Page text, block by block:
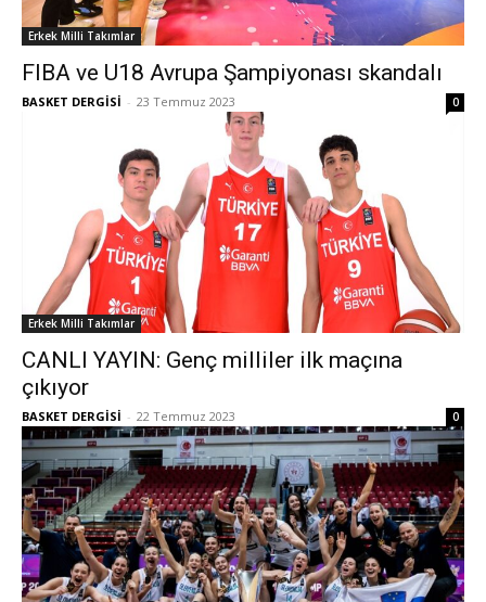
Erkek Milli Takımlar
FIBA ve U18 Avrupa Şampiyonası skandalı
BASKET DERGİSİ - 23 Temmuz 2023 0
Erkek Milli Takımlar
CANLI YAYIN: Genç milliler ilk maçına
çıkıyor
BASKET DERGİSİ - 22 Temmuz 2023 0